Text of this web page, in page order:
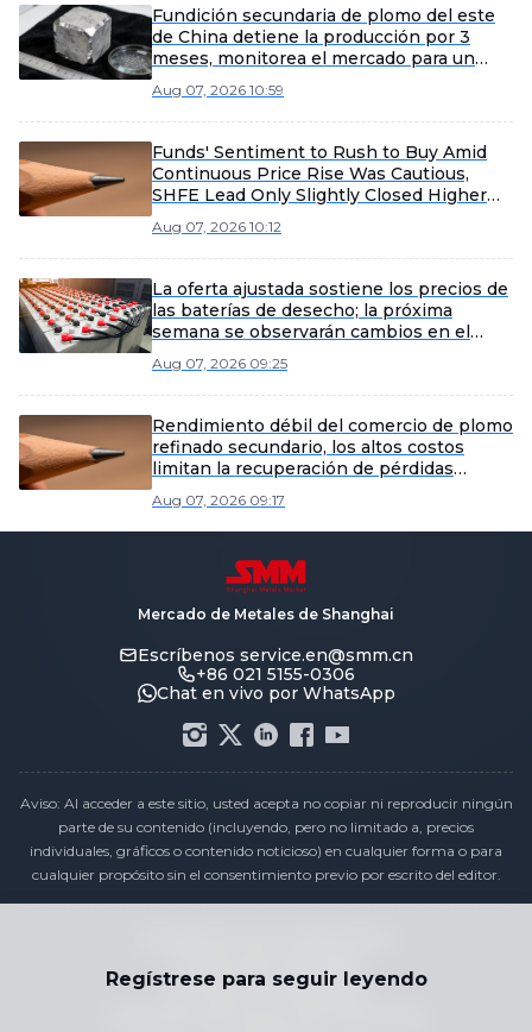
Fundición secundaria de plomo del este
de China detiene la producción por 3
meses, monitorea el mercado para un
Aug 07, 2026 10:59
Funds' Sentiment to Rush to Buy Amid
Continuous Price Rise Was Cautious,
SHFE Lead Only Slightly Closed Higher
Aug 07, 2026 10:12
La oferta ajustada sostiene los precios de
las baterías de desecho; la próxima
semana se observarán cambios en el
[SMM Scrap Battery Weekly Review]
Aug 07, 2026 09:25
Rendimiento débil del comercio de plomo
refinado secundario, los altos costos
limitan la recuperación de pérdidas
secundario de SMM]
Aug 07, 2026 09:17
Regístrese para seguir leyendo
Mercado de Metales de Shanghai
Escríbenos service.en@smm.cn
+86 021 5155-0306
Chat en vivo por WhatsApp
Aviso: Al acceder a este sitio, usted acepta no copiar ni reproducir ningún
parte de su contenido (incluyendo, pero no limitado a, precios
individuales, gráficos o contenido noticioso) en cualquier forma o para
cualquier propósito sin el consentimiento previo por escrito del editor.
Política de privacidad
Términos y Condiciones